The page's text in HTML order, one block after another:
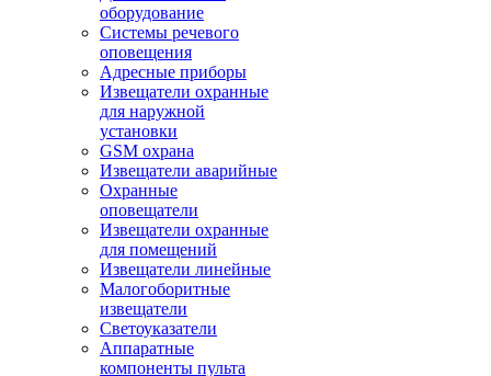
оборудование
Системы речевого
оповещения
Адресные приборы
Извещатели охранные
для наружной
установки
GSM охрана
Извещатели аварийные
Охранные
оповещатели
Извещатели охранные
для помещений
Извещатели линейные
Малогоборитные
извещатели
Светоуказатели
Аппаратные
компоненты пульта